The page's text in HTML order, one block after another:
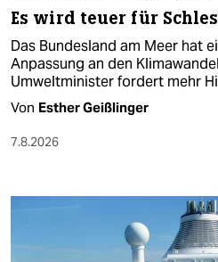
Es wird teuer für
Das Bundesland am Meer hat
Anpassung an den
Umweltminister fordert mehr
Von Esther Geißlinger
7.8.2026